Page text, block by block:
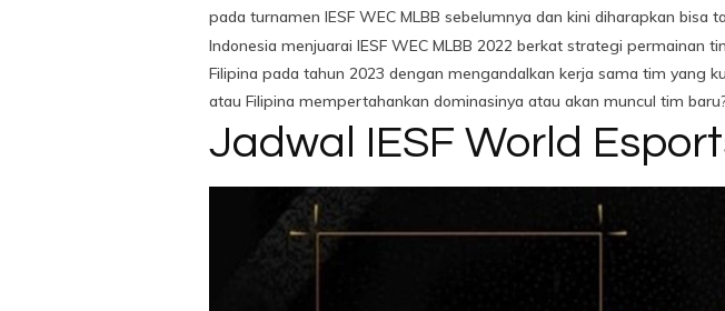
pada turnamen IESF WEC MLBB sebelumnya dan kini diharapkan bisa
Indonesia menjuarai IESF WEC MLBB 2022 berkat strategi
Filipina pada tahun 2023 dengan mengandalkan kerja sama tim yang
atau Filipina mempertahankan dominasinya atau akan muncul tim
Jadwal IESF World